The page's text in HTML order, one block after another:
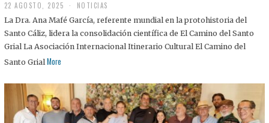
22 AGOSTO, 2025
2
A
G
O
S
2
5
NOTICIAS
La Dra. Ana Mafé García, referente mundial en la protohistoria del
Santo Cáliz, lidera la consolidación científica de El Camino del Santo
Grial La Asociación Internacional Itinerario Cultural El Camino del
Santo Grial More